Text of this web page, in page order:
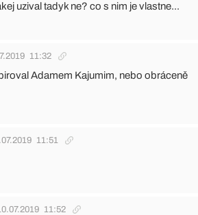
uzival tadyk ne? co s nim je vlastne...
11:32
Adamem Kajumim, nebo obráceně
11:51
11:52